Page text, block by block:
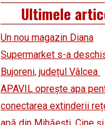
Ultimele
Un nou magazin Diana
Supermarket s-a
Bujoreni, județul Vâlcea
APAVIL oprește apa
conectarea extinderii